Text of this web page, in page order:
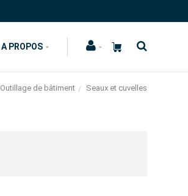
A PROPOS
Outillage de bâtiment Seaux et cuvelles